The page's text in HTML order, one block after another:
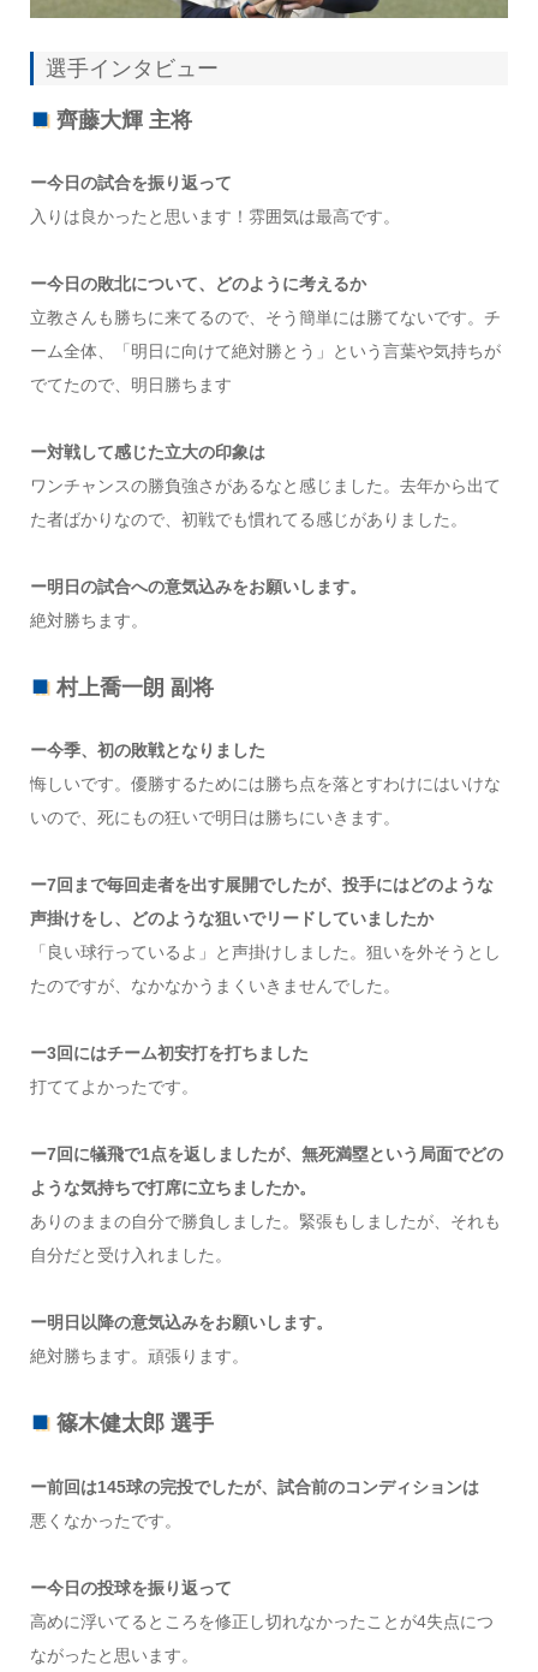
選手インタビュー
齊藤大輝 主将
ー今日の試合を振り返って
入りは良かったと思います！雰囲気は最高です。
ー今日の敗北について、どのように考えるか
立教さんも勝ちに来てるので、そう簡単には勝てないです。チ
ーム全体、「明日に向けて絶対勝とう」という言葉や気持ちが
でてたので、明日勝ちます
ー対戦して感じた立大の印象は
ワンチャンスの勝負強さがあるなと感じました。去年から出て
た者ばかりなので、初戦でも慣れてる感じがありました。
ー明日の試合への意気込みをお願いします。
絶対勝ちます。
村上喬一朗 副将
ー今季、初の敗戦となりました
悔しいです。優勝するためには勝ち点を落とすわけにはいけな
いので、死にもの狂いで明日は勝ちにいきます。
ー7回まで毎回走者を出す展開でしたが、投手にはどのような
声掛けをし、どのような狙いでリードしていましたか
「良い球行っているよ」と声掛けしました。狙いを外そうとし
たのですが、なかなかうまくいきませんでした。
ー3回にはチーム初安打を打ちました
打ててよかったです。
ー7回に犠飛で1点を返しましたが、無死満塁という局面でどの
ような気持ちで打席に立ちましたか。
ありのままの自分で勝負しました。緊張もしましたが、それも
自分だと受け入れました。
ー明日以降の意気込みをお願いします。
絶対勝ちます。頑張ります。
篠木健太郎 選手
ー前回は145球の完投でしたが、試合前のコンディションは
悪くなかったです。
ー今日の投球を振り返って
高めに浮いてるところを修正し切れなかったことが4失点につ
ながったと思います。